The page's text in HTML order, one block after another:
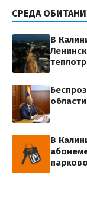
СРЕДА
В
В